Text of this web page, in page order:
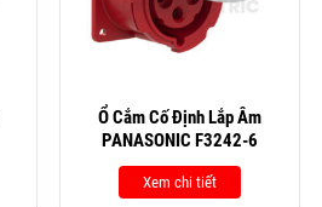
Ổ Cắm Cố Định Lắp Âm
PANASONIC F3242-6
Xem chi tiết